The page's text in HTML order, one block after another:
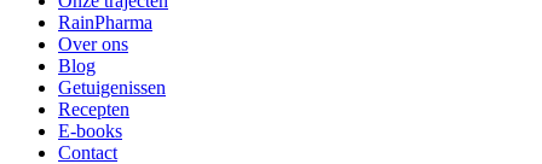
RainPharma
Over ons
Blog
Getuigenissen
Recepten
E-books
Contact